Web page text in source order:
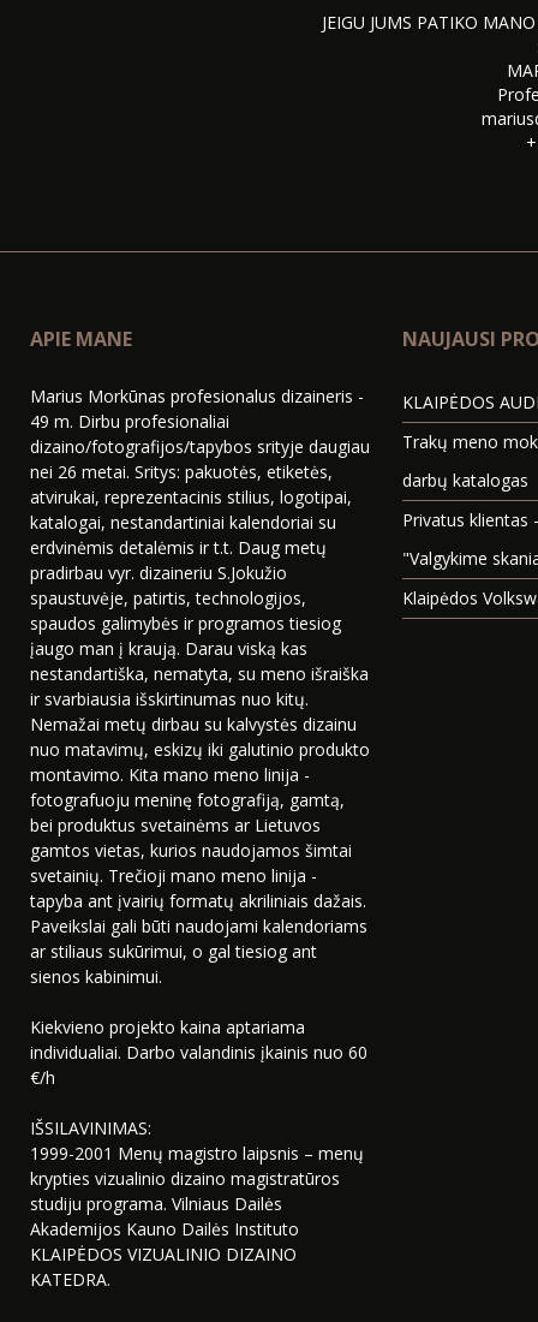
JEIGU JUMS PATIKO
APIE MANE
Marius Morkūnas profesionalus dizaineris -
49 m. Dirbu profesionaliai
dizaino/fotografijos/tapybos srityje daugiau
nei 26 metai. Sritys: pakuotės, etiketės,
atvirukai, reprezentacinis stilius, logotipai,
katalogai, nestandartiniai kalendoriai su
erdvinėmis detalėmis ir t.t. Daug metų
pradirbau vyr. dizaineriu S.Jokužio
spaustuvėje, patirtis, technologijos,
spaudos galimybės ir programos tiesiog
įaugo man į kraują. Darau viską kas
nestandartiška, nematyta, su meno išraiška
ir svarbiausia išskirtinumas nuo kitų.
Nemažai metų dirbau su kalvystės dizainu
nuo matavimų, eskizų iki galutinio produkto
montavimo. Kita mano meno linija -
fotografuoju meninę fotografiją, gamtą,
bei produktus svetainėms ar Lietuvos
gamtos vietas, kurios naudojamos šimtai
svetainių. Trečioji mano meno linija -
tapyba ant įvairių formatų akriliniais dažais.
Paveikslai gali būti naudojami kalendoriams
ar stiliaus sukūrimui, o gal tiesiog ant
sienos kabinimui.
Kiekvieno projekto kaina aptariama
individualiai. Darbo valandinis įkainis nuo 60
€/h
IŠSILAVINIMAS:
1999-2001 Menų magistro laipsnis – menų
krypties vizualinio dizaino magistratūros
studiju programa. Vilniaus Dailės
Akademijos Kauno Dailės Instituto
KLAIPĖDOS VIZUALINIO DIZAINO
KATEDRA.
NAUJAUSI
KLAIPĖDOS
Trakų meno
darbų katalogas
Privatus klientas
"Valgykime
Klaipėdos